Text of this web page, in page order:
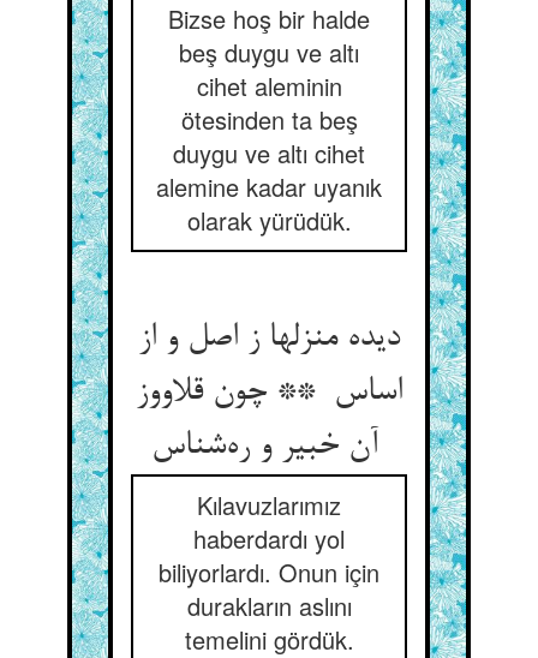
Bizse hoş bir halde
beş duygu ve altı
cihet aleminin
ötesinden ta beş
duygu ve altı cihet
alemine kadar uyanık
olarak yürüdük.
دیده منزلها ز اصل و از
اساس ** چون قلاووز
Kılavuzlarımız
haberdardı yol
biliyorlardı. Onun için
durakların aslını
temelini gördük.